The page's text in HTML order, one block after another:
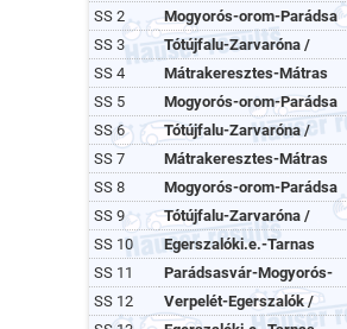
SS 2
Mogyorós-orom-Parádsa
SS 3
Tótújfalu-Zarvaróna /
SS 4
Mátrakeresztes-Mátras
SS 5
Mogyorós-orom-Parádsa
SS 6
Tótújfalu-Zarvaróna /
SS 7
Mátrakeresztes-Mátras
SS 8
Mogyorós-orom-Parádsa
SS 9
Tótújfalu-Zarvaróna /
SS 10
Egerszalóki.e.-Tarnas
SS 11
Parádsasvár-Mogyorós-
SS 12
Verpelét-Egerszalók /